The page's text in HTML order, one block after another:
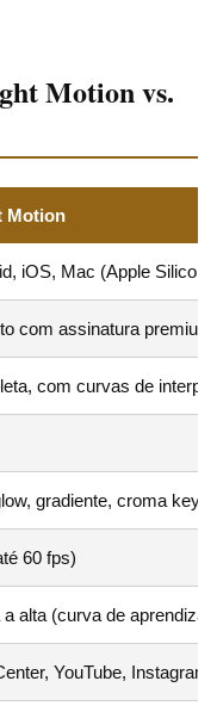
Motion vs.
Motion
iOS, Mac (Apple Silicon)
com assinatura
com curvas de
gradiente, croma key,
60 fps)
a alta (curva de
YouTube, Instagram